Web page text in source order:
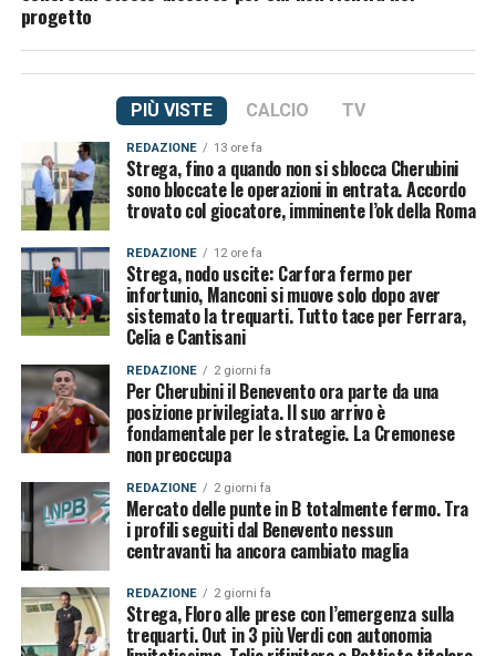
progetto
PIÙ VISTE CALCIO TV
REDAZIONE 13 ore fa
Strega, fino a quando non si sblocca Cherubini
sono bloccate le operazioni in entrata. Accordo
trovato col giocatore, imminente l’ok della Roma
REDAZIONE 12 ore fa
Strega, nodo uscite: Carfora fermo per
infortunio, Manconi si muove solo dopo aver
sistemato la trequarti. Tutto tace per Ferrara,
Celia e Cantisani
REDAZIONE 2 giorni fa
Per Cherubini il Benevento ora parte da una
posizione privilegiata. Il suo arrivo è
fondamentale per le strategie. La Cremonese
non preoccupa
REDAZIONE 2 giorni fa
Mercato delle punte in B totalmente fermo. Tra
i profili seguiti dal Benevento nessun
centravanti ha ancora cambiato maglia
REDAZIONE 2 giorni fa
Strega, Floro alle prese con l’emergenza sulla
trequarti. Out in 3 più Verdi con autonomia